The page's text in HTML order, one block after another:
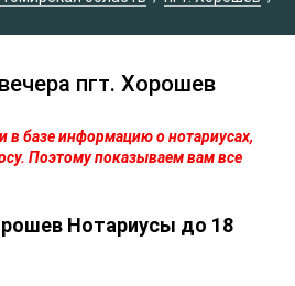
пгт. Хорошев
базе информацию о нотариусах,
Поэтому показываем вам все
Нотариусы до 18